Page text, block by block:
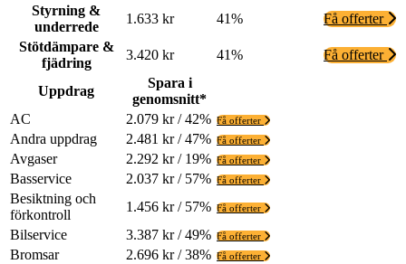
Styrning &
underrede
1.633 kr 41%
Få offerter
Stötdämpare &
fjädring
3.420 kr 41% Få offerter
Uppdrag
Spara i
genomsnitt*
AC
2.079 kr / 42% Få offerter
Andra uppdrag 2.481 kr / 47% Få offerter
Avgaser 2.292 kr / 19% Få offerter
Basservice 2.037 kr / 57% Få offerter
Besiktning och
förkontroll
1.456 kr / 57% Få offerter
Bilservice 3.387 kr / 49% Få offerter
Bromsar 2.696 kr / 38% Få offerter